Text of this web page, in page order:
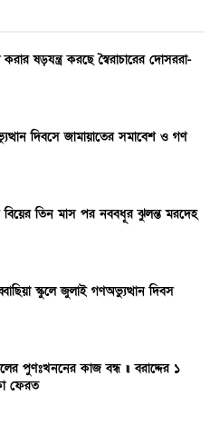
ষড়যন্ত্র করছে স্বৈরাচারের দোসররা-
দিবসে জামায়াতের সমাবেশ ও গণ
বিয়ের তিন মাস পর নববধূর ঝুলন্ত মরদেহ
স্কুলে জুলাই গণঅভ্যুত্থান দিবস
পুণঃখননের কাজ বন্ধ ॥ বরাদ্দের ১
ফেরত